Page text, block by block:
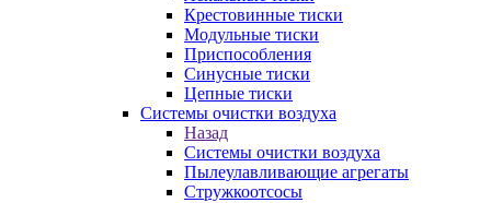
Крестовинные тиски
Модульные тиски
Приспособления
Синусные тиски
Цепные тиски
Системы очистки воздуха
Назад
Системы очистки воздуха
Пылеулавливающие агрегаты
Стружкоотсосы